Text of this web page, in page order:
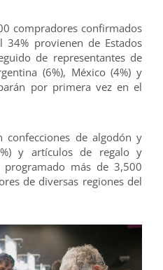
compradores confirmados
provienen de Estados
de representantes de
(6%), México (4%) y
por primera vez en el
confecciones de algodón y
y artículos de regalo y
más de 3,500
de diversas regiones del